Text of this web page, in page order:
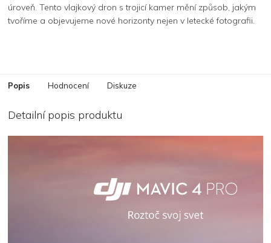
úroveň. Tento vlajkový dron s trojicí kamer mění způsob, jakým
tvoříme a objevujeme nové horizonty nejen v letecké fotografii.
Popis Hodnocení Diskuze
Detailní popis produktu